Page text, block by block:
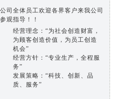
直线导轨护罩
包塑金属软管
光杆防护罩
气缸防护罩
公司全体员工欢迎各界客户来我公司
参观指导！！
经营理念 ：“为社会创造财富，
为顾客创造价值，为员工创造
机会”
经营方针 ：“专业生产，全程服
务”
发展策略 ：“科技、创新、品
质、服务”